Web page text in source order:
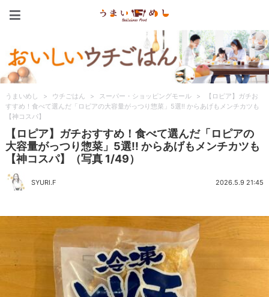
うまいめし > ウチごはん > スーパー・ショッピングモール >
【ロピア】ガチお
すすめ！食べて選んだ「ロピアの大容量がっつり惣菜」5選!! からあげもメンチカツも
【神コスパ】
【ロピア】ガチおすすめ！食べて選んだ「ロピアの
大容量がっつり惣菜」5選!! からあげもメンチカツも
【神コスパ】（写真 1/49）
SYURI.F 2026.5.9 21:45